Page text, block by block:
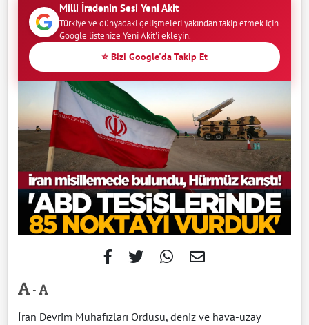
Milli İradenin Sesi Yeni Akit
Türkiye ve dünyadaki gelişmeleri yakından takip etmek için
Google listenize Yeni Akit'i ekleyin.
⭐ Bizi Google'da Takip Et
-
İran Devrim Muhafızları Ordusu, deniz ve hava-uzay